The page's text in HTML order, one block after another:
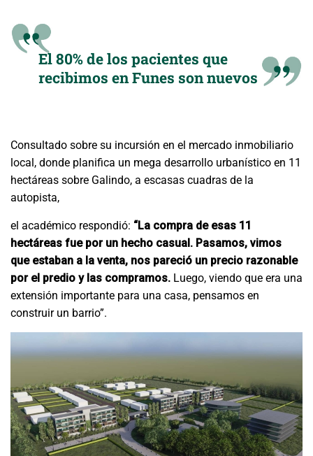
El 80% de los pacientes que
recibimos en Funes son nuevos
Consultado sobre su incursión en el mercado inmobiliario
local, donde planifica un mega desarrollo urbanístico en 11
hectáreas sobre Galindo, a escasas cuadras de la
autopista,
el académico respondió: “La compra de esas 11
hectáreas fue por un hecho casual. Pasamos, vimos
que estaban a la venta, nos pareció un precio razonable
por el predio y las compramos. Luego, viendo que era una
extensión importante para una casa, pensamos en
construir un barrio”.